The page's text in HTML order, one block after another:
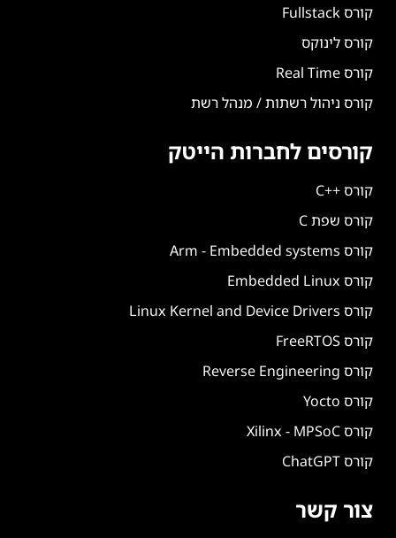
קורס Fullstack
קורס לינוקס
קורס Real Time
קורס ניהול רשתות / מנהל רשת
קורסים לחברות הייטק
קורס ++C
קורס שפת C
קורס Arm - Embedded systems
קורס Embedded Linux
קורס Linux Kernel and Device Drivers
קורס FreeRTOS
קורס Reverse Engineering
קורס Yocto
קורס Xilinx - MPSoC
קורס ChatGPT
צור קשר